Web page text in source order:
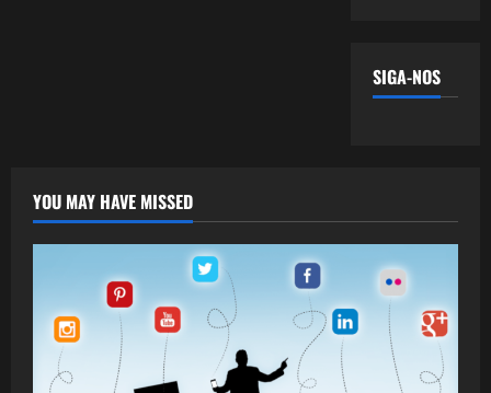
SIGA-NOS
YOU MAY HAVE MISSED